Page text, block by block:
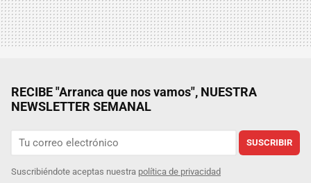
RECIBE "Arranca que nos vamos", NUESTRA
NEWSLETTER SEMANAL
SUSCRIBIR
Suscribiéndote aceptas nuestra política de privacidad